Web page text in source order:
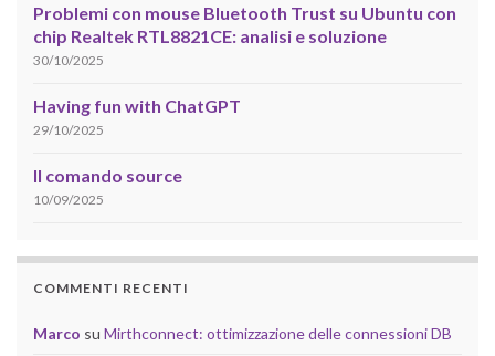
Problemi con mouse Bluetooth Trust su Ubuntu con
chip Realtek RTL8821CE: analisi e soluzione
30/10/2025
Having fun with ChatGPT
29/10/2025
Il comando source
10/09/2025
COMMENTI RECENTI
Marco su Mirthconnect: ottimizzazione delle connessioni DB